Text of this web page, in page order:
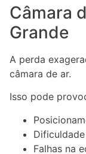
Câmara
Grande
A perda
câmara de ar.
Isso pode
Falhas na